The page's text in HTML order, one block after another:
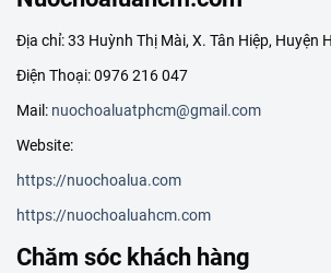
Địa chỉ: 33 Huỳnh Thị Mài, X. Tân Hiệp, Huyện
Điện Thoại: 0976 216 047
Mail: nuochoaluatphcm@gmail.com
Website:
https://nuochoalua.com
https://nuochoaluahcm.com
Chăm sóc khách hàng